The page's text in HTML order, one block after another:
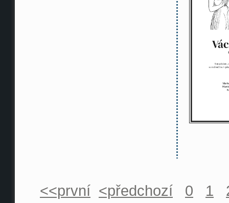
<<první <předchozí 0 1